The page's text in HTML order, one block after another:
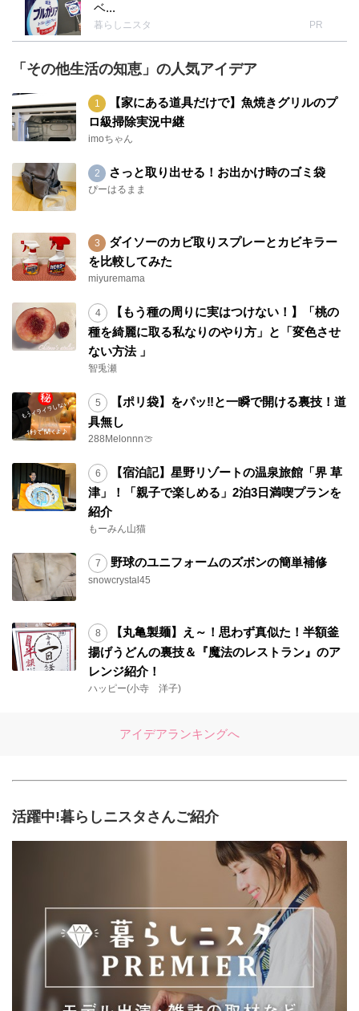
ベ...
暮らしニスタ PR
「その他生活の知恵」の人気アイデア
【家にある道具だけで】魚焼きグリルのプ
ロ級掃除実況中継
imoちゃん
さっと取り出せる！お出かけ時のゴミ袋
ぴーはるまま
ダイソーのカビ取りスプレーとカビキラー
を比較してみた
miyuremama
【もう種の周りに実はつけない！】「桃の
種を綺麗に取る私なりのやり方」と「変色させ
ない方法 」
智兎瀬
【ポリ袋】をパッ‼と一瞬で開ける裏技！道
具無し
288Melonnn🍈
【宿泊記】星野リゾートの温泉旅館「界 草
津」！「親子で楽しめる」2泊3日満喫プランを
紹介
もーみん山猫
野球のユニフォームのズボンの簡単補修
snowcrystal45
【丸亀製麺】え～！思わず真似た！半額釜
揚げうどんの裏技＆『魔法のレストラン』のア
レンジ紹介！
ハッピー(小寺 洋子)
アイデアランキングへ
活躍中!暮らしニスタさんご紹介